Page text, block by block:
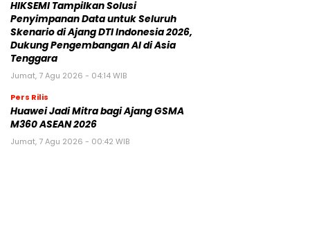
HIKSEMI Tampilkan Solusi
Penyimpanan Data untuk Seluruh
Skenario di Ajang DTI Indonesia 2026,
Dukung Pengembangan AI di Asia
Tenggara
Jumat, 7 Agu 2026 - 04:14 WIB
Pers Rilis
Huawei Jadi Mitra bagi Ajang GSMA
M360 ASEAN 2026
Jumat, 7 Agu 2026 - 00:42 WIB